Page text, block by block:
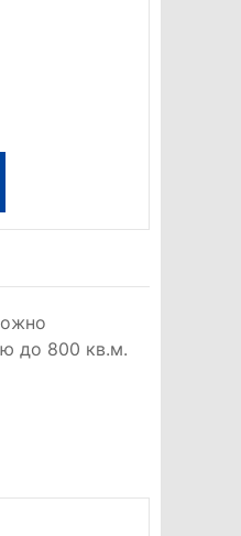
до 800 кв.м.